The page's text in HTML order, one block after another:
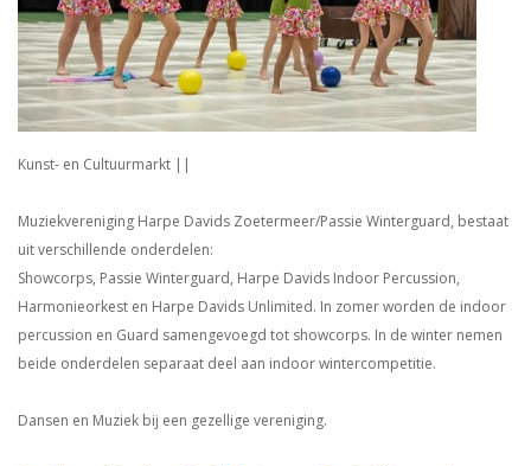
Kunst- en Cultuurmarkt ||
Muziekvereniging Harpe Davids Zoetermeer/Passie Winterguard, bestaat
uit verschillende onderdelen:
Showcorps, Passie Winterguard, Harpe Davids Indoor Percussion,
Harmonieorkest en Harpe Davids Unlimited. In zomer worden de indoor
percussion en Guard samengevoegd tot showcorps. In de winter nemen
beide onderdelen separaat deel aan indoor wintercompetitie.
Dansen en Muziek bij een gezellige vereniging.